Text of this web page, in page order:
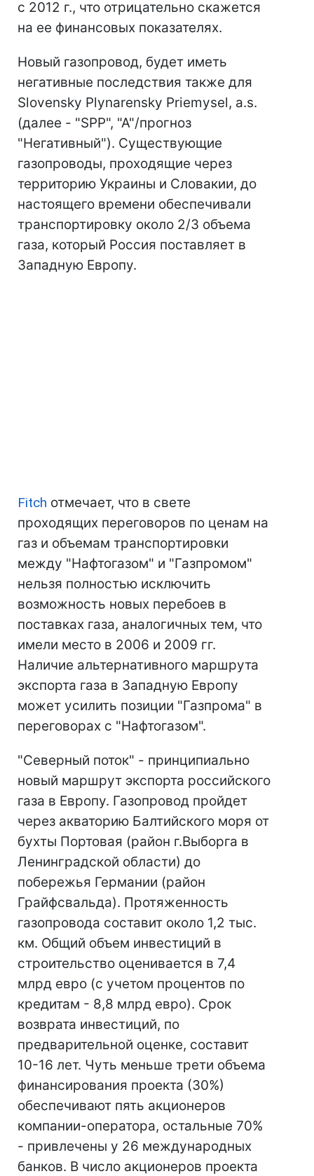
с 2012 г., что отрицательно скажется
на ее финансовых показателях.
Новый газопровод, будет иметь
негативные последствия также для
Slovensky Plynarensky Priemysel, a.s.
(далее - "SPP", "A"/прогноз
"Негативный"). Существующие
газопроводы, проходящие через
территорию Украины и Словакии, до
настоящего времени обеспечивали
транспортировку около 2/3 объема
газа, который Россия поставляет в
Западную Европу.
Fitch отмечает, что в свете
проходящих переговоров по ценам на
газ и объемам транспортировки
между "Нафтогазом" и "Газпромом"
нельзя полностью исключить
возможность новых перебоев в
поставках газа, аналогичных тем, что
имели место в 2006 и 2009 гг.
Наличие альтернативного маршрута
экспорта газа в Западную Европу
может усилить позиции "Газпрома" в
переговорах с "Нафтогазом".
"Северный поток" - принципиально
новый маршрут экспорта российского
газа в Европу. Газопровод пройдет
через акваторию Балтийского моря от
бухты Портовая (район г.Выборга в
Ленинградской области) до
побережья Германии (район
Грайфсвальда). Протяженность
газопровода составит около 1,2 тыс.
км. Общий объем инвестиций в
строительство оценивается в 7,4
млрд евро (с учетом процентов по
кредитам - 8,8 млрд евро). Срок
возврата инвестиций, по
предварительной оценке, составит
10-16 лет. Чуть меньше трети объема
финансирования проекта (30%)
обеспечивают пять акционеров
компании-оператора, остальные 70%
- привлечены у 26 международных
банков. В число акционеров проекта